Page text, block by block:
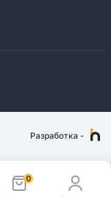
Разработка -
0